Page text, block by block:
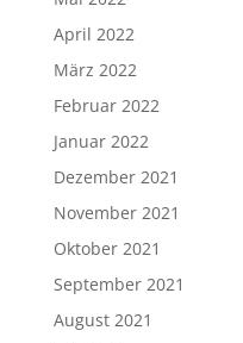
April 2022
März 2022
Februar 2022
Januar 2022
Dezember 2021
November 2021
Oktober 2021
September 2021
August 2021